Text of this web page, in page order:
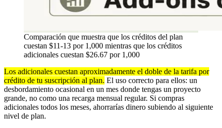
Comparación que muestra que los créditos del plan
cuestan $11-13 por 1,000 mientras que los créditos
adicionales cuestan $26.67 por 1,000
Los adicionales cuestan aproximadamente el doble de la tarifa por
crédito de tu suscripción al plan. El uso correcto para ellos: un
desbordamiento ocasional en un mes donde tengas un proyecto
grande, no como una recarga mensual regular. Si compras
adicionales todos los meses, ahorrarías dinero subiendo al siguiente
nivel de plan.